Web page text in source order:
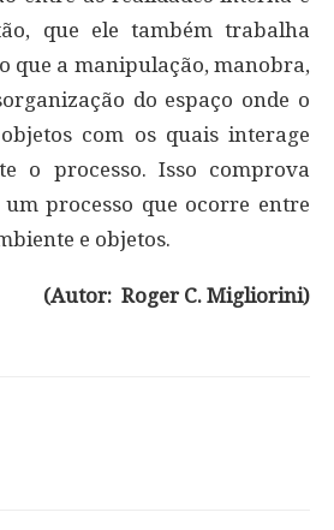
que ele também trabalha
que a manipulação, manobra,
do espaço onde o
com os quais interage
o processo. Isso comprova
um processo que ocorre entre
e objetos.
(Autor: Roger C. Migliorini)